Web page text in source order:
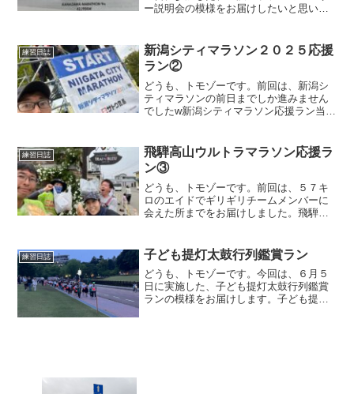
ー説明会の模様をお届けしたいと思いま
ソンペーサー説明会来たる１０月２９日
に、金沢マラソンが開催さ...
練習日誌
新潟シティマラソン２０２５応援
ラン②
どうも、トモゾーです。前回は、新潟シ
ティマラソンの前日までしか進みません
でしたw新潟シティマラソン応援ラン当日
事を考え、５時に出発しました。会場で
ある、デンカビッグスワン...
練習日誌
飛騨高山ウルトラマラソン応援ラ
ン③
どうも、トモゾーです。前回は、５７キ
ロのエイドでギリギリチームメンバーに
会えた所までをお届けしました。飛騨高
り替えました。前話でギリギリ会えたチ
ームメンバーは、エイドの出...
練習日誌 子ども提灯太鼓行列鑑賞ラン
どうも、トモゾーです。今回は、６月５
日に実施した、子ども提灯太鼓行列鑑賞
ランの模様をお届けします。子ども提灯